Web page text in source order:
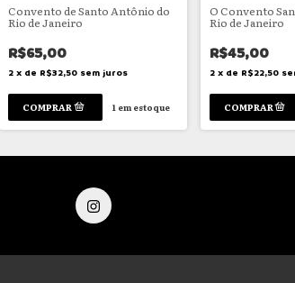
Convento de Santo Antônio do
Rio de Janeiro
R$65,00
2 x de R$32,50 sem juros
1 em estoque
O Convento
Rio de Janeiro
R$45,00
2 x de R$22,50